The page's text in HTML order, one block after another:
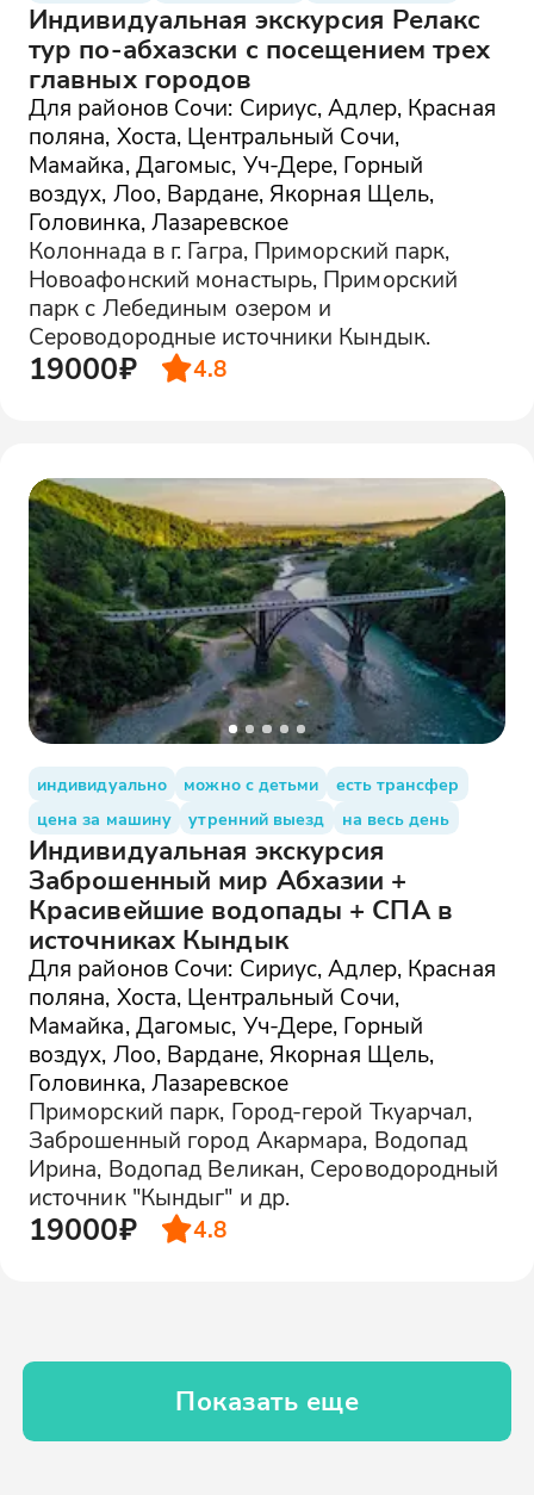
Индивидуальная экскурсия Релакс
тур по-абхазски с посещением трех
главных городов
Для районов Сочи: Сириус, Адлер, Красная
поляна, Хоста, Центральный Сочи,
Мамайка, Дагомыс, Уч-Дере, Горный
воздух, Лоо, Вардане, Якорная Щель,
Головинка, Лазаревское
Колоннада в г. Гагра, Приморский парк,
Новоафонский монастырь, Приморский
парк с Лебединым озером и
Сероводородные источники Кындык.
19000₽ 4.8
индивидуально можно с детьми
есть трансфер
цена за машину
утренний выезд на весь день
Индивидуальная экскурсия
Заброшенный мир Абхазии +
Красивейшие водопады + СПА в
источниках Кындык
Для районов Сочи: Сириус, Адлер, Красная
поляна, Хоста, Центральный Сочи,
Мамайка, Дагомыс, Уч-Дере, Горный
воздух, Лоо, Вардане, Якорная Щель,
Головинка, Лазаревское
Приморский парк, Город-герой Ткуарчал,
Заброшенный город Акармара, Водопад
Ирина, Водопад Великан, Сероводородный
источник "Кындыг" и др.
19000₽ 4.8
Показать еще